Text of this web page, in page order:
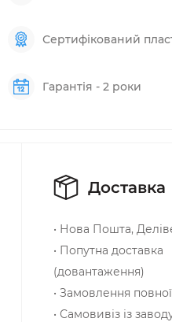
Сертифікований
Гарантія - 2 роки
Доставка
• Нова Пошта,
• Попутна доставка
(довантаження)
• Замовлення
• Самовивіз із